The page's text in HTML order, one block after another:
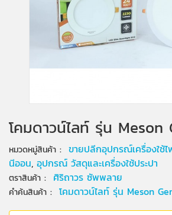
โคมดาวน์ไลท์ รุ่น Meson
หมวดหมู่สินค้า : ขายปลีกอุปกรณ์เครื่องใช้
นีออน, อุปกรณ์ วัสดุและเครื่องใช้ประปา
ตราสินค้า : ศิริถาวร ซัพพลาย
คำค้นสินค้า : โคมดาวน์ไลท์ รุ่น Meson